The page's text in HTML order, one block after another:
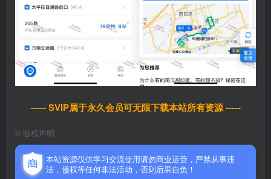
----- SVIP属于永久会员可无限下载本站所有资源 -----
© 版权声明
本站资源仅供学习交流使用请勿商业运营，严禁从事违
法，侵权等任何非法活动，否则后果自负！